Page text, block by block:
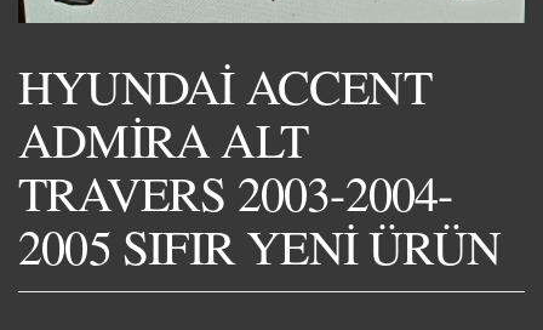
HYUNDAİ ACCENT
ADMİRA ALT
TRAVERS 2003-2004-
2005 SIFIR YENİ ÜRÜN